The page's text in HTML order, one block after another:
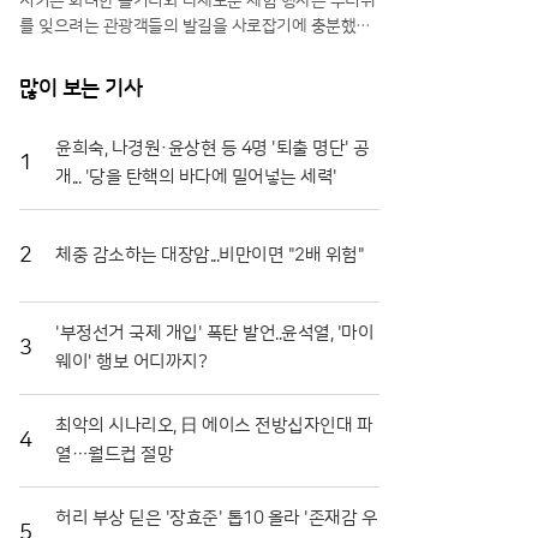
를 잊으려는 관광객들의 발길을 사로잡기에 충분했다.
공간을 확장하는 등 방문객 편의를 위한 과감한 변화를
시도해 긍정적인 반응을 얻고 있다.일각에서는 멀쩡한
도 하지만, 그 내막을 들여다보면 철저한 상생의 논리
가 숨어 있다. 축제에 사용되는 토마토는 상품성이 떨
운 수익원을 제공하고, 축제가 끝난 뒤에는 으깨진 잔
이 축제의 주인공이 되고 다시 땅으로 돌아가는 선순환
구조를 완성한 셈이다.축제의 백미는 단연 '황금반지를
찾아라' 프로그램이다. 수만 개의 토마토가 채워진 풀
범벅이 된 채 환호하는 모습은 화천토마토축제만의 독
특한 풍경이다. 단순히 반지를 찾는 재미를 넘어, 지역
로 체감할 수 있다는 점에서 브랜드 홍보 효과도 톡톡
히 누리고 있다.기업과 지역 사회가 함께하는 나눔의
많이 보는 기사
1
윤희숙, 나경원·윤상현 등 4명 '퇴출 명단' 공
개... '당을 탄핵의 바다에 밀어넣는 세력'
2 체중 감소하는 대장암...비만이면 "2배 위험"
3
'부정선거 국제 개입' 폭탄 발언..윤석열, '마이
웨이' 행보 어디까지?
4
최악의 시나리오, 日 에이스 전방십자인대 파
열…월드컵 절망
5
허리 부상 딛은 '장효준' 톱10 올라 '존재감 우